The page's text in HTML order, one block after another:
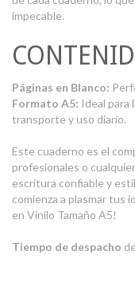
impecable.
Páginas en Blanco:
Formato A5: Ideal para
transporte y uso diario.
Este cuaderno es el
profesionales o
escritura confiable y
comienza a plasmar tus
en Vinilo Tamaño A5!
Tiempo de despacho